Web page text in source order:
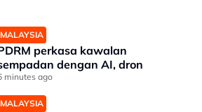
MALAYSIA
perkasa kawalan
dengan AI, dron
minutes ago
MALAYSIA